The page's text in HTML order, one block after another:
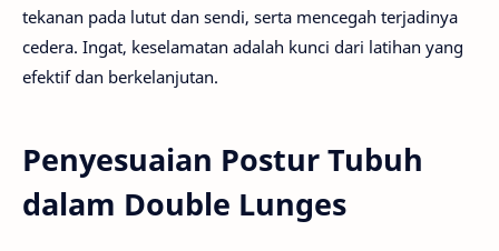
tekanan pada lutut dan sendi, serta mencegah terjadinya
cedera. Ingat, keselamatan adalah kunci dari latihan yang
efektif dan berkelanjutan.
Penyesuaian Postur Tubuh
dalam Double Lunges